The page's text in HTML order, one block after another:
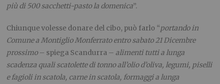
più di 500 sacchetti-pasto la domenica”.
Chiunque volesse donare del cibo, può farlo “portando in
Comune a Montiglio Monferrato entro sabato 21 Dicembre
prossimo– spiega Scandurra – alimenti tutti a lunga
scadenza quali scatolette di tonno all’olio d’oliva, legumi, piselli
e fagioli in scatola, carne in scatola, formaggi a lunga